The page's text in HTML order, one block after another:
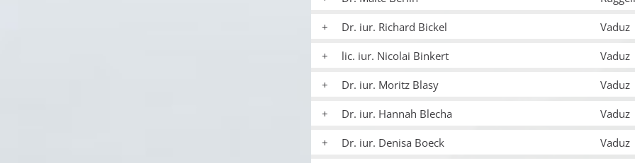
Dr. iur. Richard Bickel Vaduz
lic. iur. Nicolai Binkert Vaduz
Dr. iur. Moritz Blasy Vaduz
Dr. iur. Hannah Blecha Vaduz
Dr. iur. Denisa Boeck Vaduz